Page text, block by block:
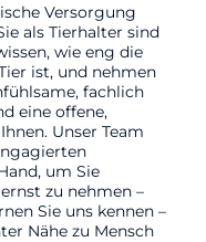
Versorgung
als Tierhalter sind
wie eng die
ist, und nehmen
fachlich
eine offene,
Unser Team
um Sie
zu nehmen –
Sie uns kennen –
Nähe zu Mensch